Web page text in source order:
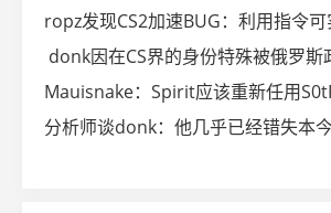
donk因在CS界的身份特殊被俄罗斯